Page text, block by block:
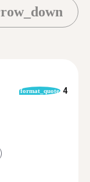
format_quote 4